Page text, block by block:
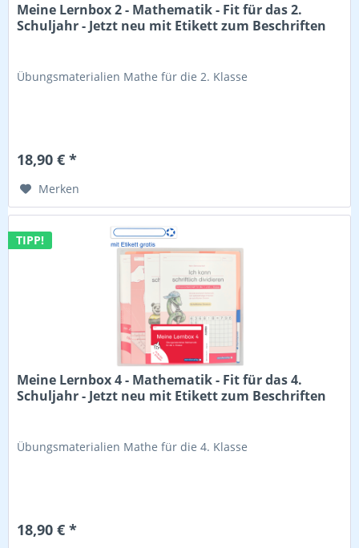
Meine Lernbox 2 - Mathematik - Fit für das 2.
Schuljahr - Jetzt neu mit Etikett zum Beschriften
Übungsmaterialien Mathe für die 2. Klasse
18,90 € *
Merken
TIPP!
Meine Lernbox 4 - Mathematik - Fit für das 4.
Schuljahr - Jetzt neu mit Etikett zum Beschriften
Übungsmaterialien Mathe für die 4. Klasse
18,90 € *